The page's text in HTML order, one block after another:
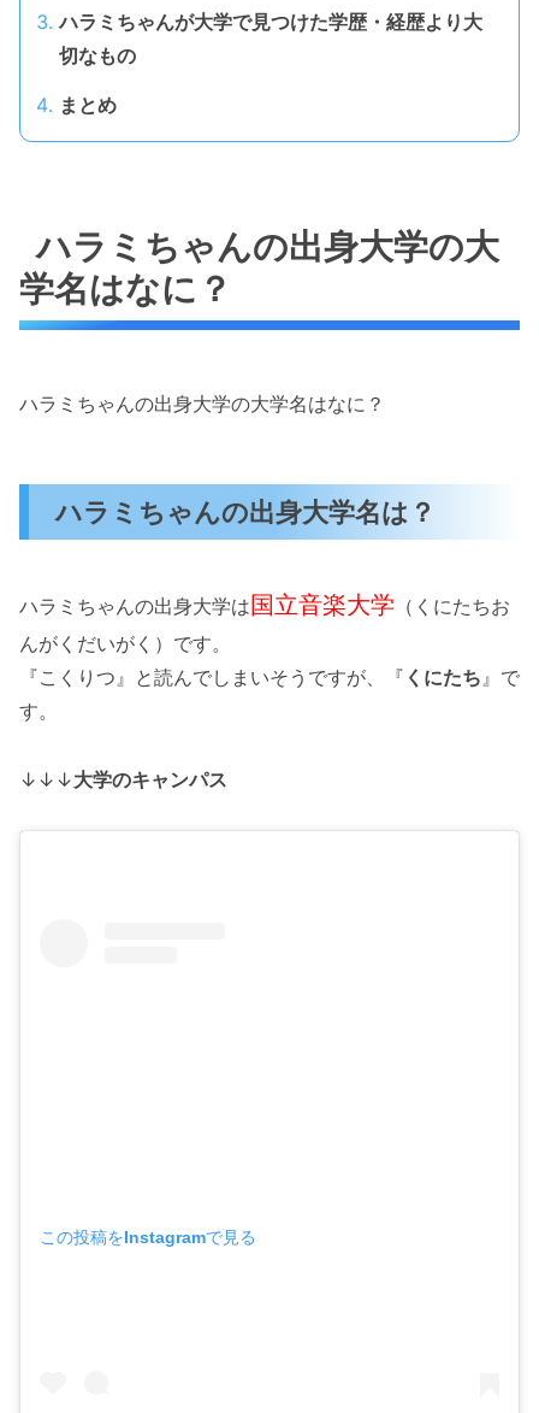
ハラミちゃんが大学で見つけた学歴・経歴より大
切なもの
まとめ
ハラミちゃんの出身大学の大
学名はなに？
ハラミちゃんの出身大学の大学名はなに？
ハラミちゃんの出身大学名は？
ハラミちゃんの出身大学は 国立音楽大学 （くにたちお
んがくだいがく）です。
『こくりつ』と読んでしまいそうですが、『 くにたち』で
す。
↓↓↓大学のキャンパス
この投稿をInstagramで見る